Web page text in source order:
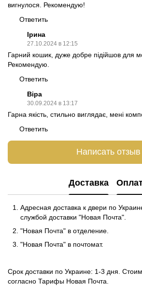
вигнулося. Рекомендую!
Ответить
Ірина
27.10.2024 в 12:15
Гарний кошик, дуже добре підійшов для
Рекомендую.
Ответить
Віра
30.09.2024 в 13:17
Гарна якість, стильно виглядає, мені
Ответить
Написать отзыв
Доставка
Адресная доставка к двери по
службой доставки "Новая Почта".
"Новая Почта" в отделение.
"Новая Почта" в почтомат.
Срок доставки по Украине: 1-3 дня.
согласно Тарифы Новая Почта